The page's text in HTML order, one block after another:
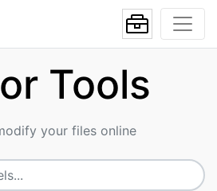
Tools
your files online